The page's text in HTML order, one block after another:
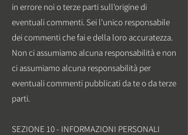
in errore noi o terze parti sull'origine di
eventuali commenti. Sei l'unico responsabile
dei commenti che fai e della loro accuratezza.
Non ci assumiamo alcuna responsabilità e non
ci assumiamo alcuna responsabilità per
eventuali commenti pubblicati da te o da terze
parti.
SEZIONE 10 - INFORMAZIONI PERSONALI